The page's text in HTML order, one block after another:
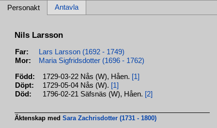
Personakt Antavla
Nils Larsson
Far:
Lars Larsson (1692 - 1749)
Mor:
Maria Sigfridsdotter (1696 - 1762)
Född: 1729-03-22 Nås (W), Håen. [1]
Döpt:
1729-05-04 Nås (W). [1]
Död:
1796-02-21 Säfsnäs (W), Håen. [2]
Äktenskap medSara Zachrisdotter (1731 - 1800)